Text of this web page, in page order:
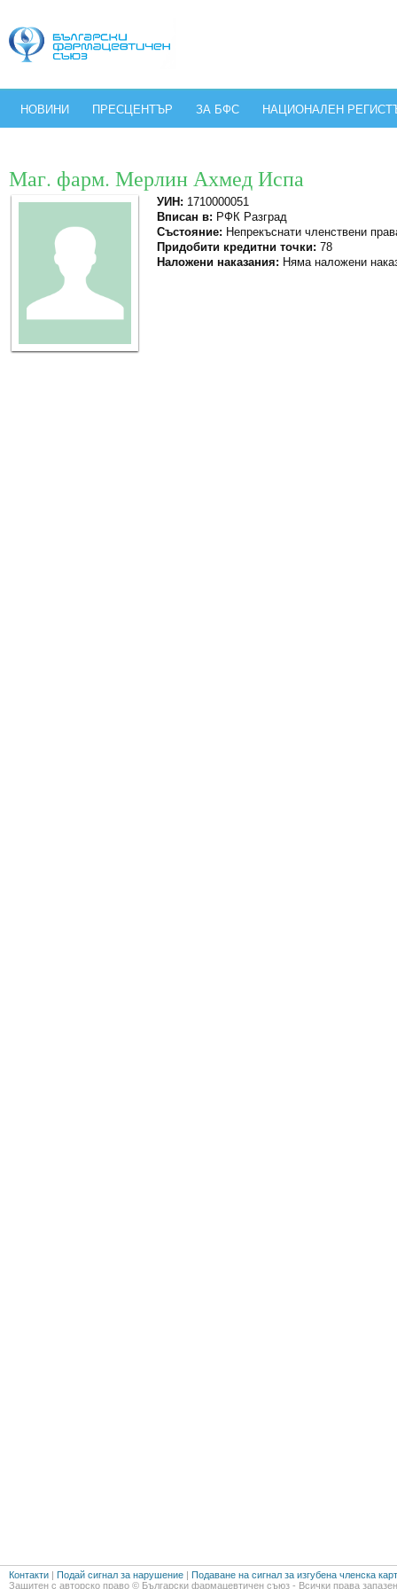
НОВИНИ ПРЕСЦЕНТЪР ЗА БФС НАЦИОНАЛЕН
Маг. фарм. Мерлин Ахмед Испа
УИН: 1710000051
Вписан в: РФК Разград
Състояние: Непрекъснати членствени
Придобити кредитни точки: 78
Наложени наказания: Няма наложени
Контакти | Подай сигнал за нарушение | Подаване на сигнал за изгубена членска
Защитен с авторско право © Български фармацевтичен съюз - Всички права